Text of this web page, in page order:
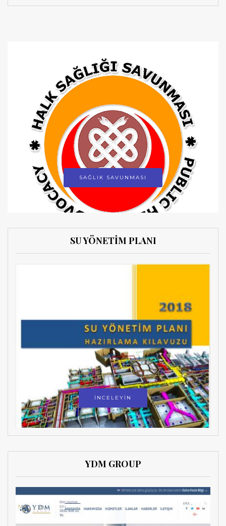
SAĞLIK SAVUNMASI
SU YÖNETİM PLANI
İNCELEYİN
YDM GROUP